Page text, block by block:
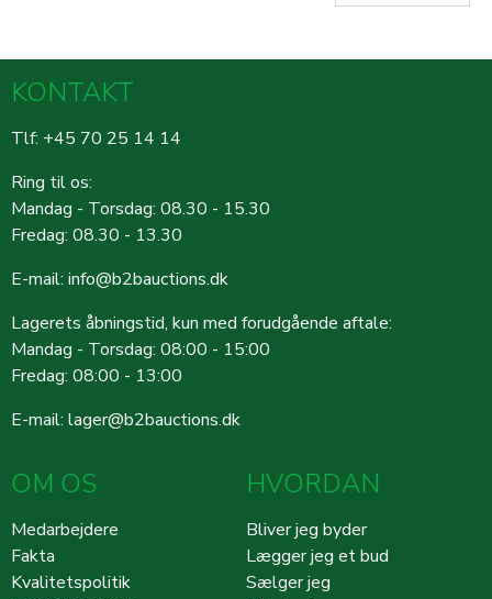
KONTAKT
Tlf: +45 70 25 14 14
Ring til os:
Mandag - Torsdag: 08.30 - 15.30
Fredag: 08.30 - 13.30
E-mail: info@b2bauctions.dk
Lagerets åbningstid, kun med forudgående aftale:
Mandag - Torsdag: 08:00 - 15:00
Fredag: 08:00 - 13:00
E-mail: lager@b2bauctions.dk
OM OS
Medarbejdere
Fakta
Kvalitetspolitik
HVORDAN
Bliver jeg byder
Lægger jeg et bud
Sælger jeg